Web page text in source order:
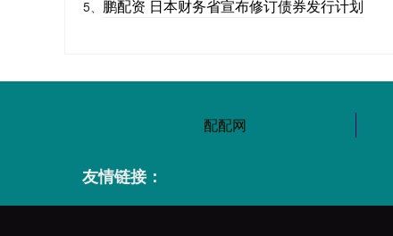
5、 鹏配资 日本财务省宣布修订债券发行计划
配配网
友情链接：